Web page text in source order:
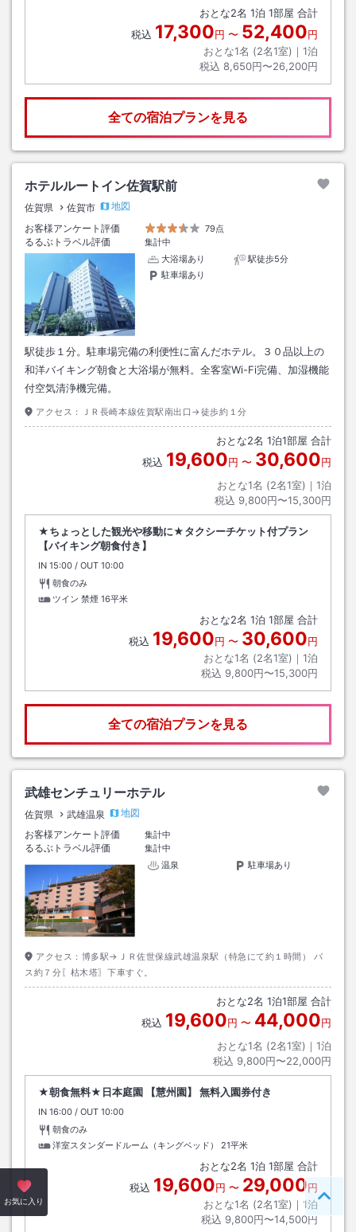
おとな2名 1泊 1部屋 合計
税込 17,300円 〜 52,400円
おとな1名 (2名1室)｜ 1泊
税込 8,650円〜26,200円
全ての宿泊プランを見る
ホテルルートイン佐賀駅前
佐賀県 佐賀市
地図
お客様アンケート評価
79点
るるぶトラベル評価
集計中
大浴場あり
駅徒歩5分
駐車場あり
駅徒歩１分。駐車場完備の利便性に富んだホテル。３０品以上の
和洋バイキング朝食と大浴場が無料。全客室Wi-Fi完備、加湿機能
付空気清浄機完備。
アクセス： ＪＲ長崎本線佐賀駅南出口→徒歩約１分
おとな2名 1泊1部屋 合計
税込 19,600円 〜 30,600円
おとな1名 (2名1室)｜ 1泊
税込 9,800円〜15,300円
★ちょっとした観光や移動に★タクシーチケット付プラン
【バイキング朝食付き】
IN チェックイン
15:00 / OUT チェックアウト
10:00
朝食のみ
ツイン 禁煙 16平米
おとな2名 1泊 1部屋 合計
税込 19,600円 〜 30,600円
おとな1名 (2名1室)｜ 1泊
税込 9,800円〜15,300円
全ての宿泊プランを見る
武雄センチュリーホテル
佐賀県 武雄温泉
地図
お客様アンケート評価
集計中
るるぶトラベル評価
集計中
温泉
駐車場あり
アクセス： 博多駅→ＪＲ佐世保線武雄温泉駅（特急にて約１時間） バ
ス約７分〖枯木塔〗下車すぐ。
おとな2名 1泊1部屋 合計
税込 19,600円 〜 44,000円
おとな1名 (2名1室)｜ 1泊
税込 9,800円〜22,000円
★朝食無料★日本庭園 【慧州園】 無料入園券付き
IN チェックイン
16:00 / OUT チェックアウト
10:00
朝食のみ
洋室スタンダードルーム（キングベッド）
21平米
おとな2名 1泊 1部屋 合計
税込 19,600円 〜 29,000円
おとな1名 (2名1室)｜ 1泊
税込 9,800円〜14,500円
お気に入り ペー